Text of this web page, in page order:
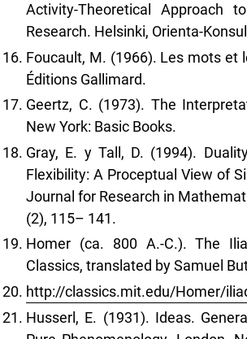
Activity-Theoretical Approach
Research. Helsinki, Orienta-
Foucault, M. (1966). Les mots et
Éditions Gallimard.
Geertz, C. (1973). The
New York: Basic Books.
Gray, E. y Tall, D. (1994).
Flexibility: A Proceptual View of
Journal for Research in
(2), 115– 141.
Homer (ca. 800 A.-C.). The
Classics, translated by Samuel
http://classics.mit.edu/Homer/
Husserl, E. (1931). Ideas.